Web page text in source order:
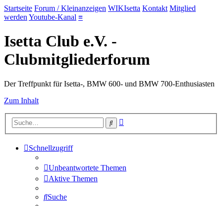
Startseite Forum / Kleinanzeigen WIKIsetta Kontakt Mitglied
werden Youtube-Kanal ≡
Isetta Club e.V. -
Clubmitgliederforum
Der Treffpunkt für Isetta-, BMW 600- und BMW 700-Enthusiasten
Zum Inhalt
Suche
Schnellzugriff
Unbeantwortete Themen
Aktive Themen
Suche